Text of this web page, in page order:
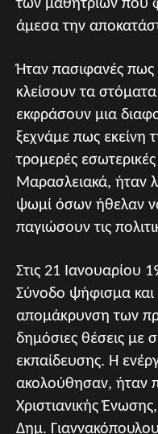
των μαθητριών που
άμεσα την
Ήταν πασιφανές
κλείσουν τα
εκφράσουν μια
ξεχνάμε πως εκείνη
τρομερές
Μαρασλειακά, ήταν
ψωμί όσων ήθελαν
παγιώσουν τις
Στις 21 Ιανουαρίου
Σύνοδο ψήφισμα
απομάκρυνση των
δημόσιες θέσεις με
εκπαίδευσης. Η
ακολούθησαν, ήταν
Χριστιανικής
Δημ.